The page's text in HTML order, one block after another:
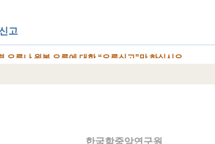
한국학중앙연구원